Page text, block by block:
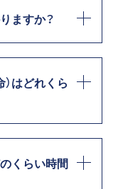
ますか？
はどれくら
くらい時間